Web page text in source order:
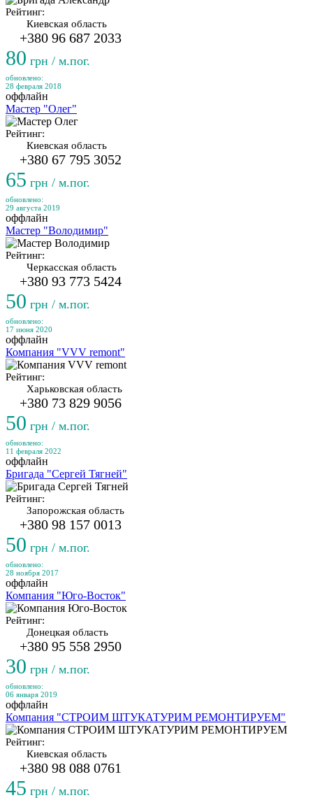
Рейтинг:
Киевская область
+380 96 687 2033
80 грн / м.пог.
обновлено:
28 февраля 2018
оффлайн
Мастер "Олег"
Рейтинг:
Киевская область
+380 67 795 3052
65 грн / м.пог.
обновлено:
29 августа 2019
оффлайн
Мастер "Володимир"
Рейтинг:
Черкасская область
+380 93 773 5424
50 грн / м.пог.
обновлено:
17 июня 2020
оффлайн
Компания "VVV remont"
Рейтинг:
Харьковская область
+380 73 829 9056
50 грн / м.пог.
обновлено:
11 февраля 2022
оффлайн
Бригада "Сергей Тягней"
Рейтинг:
Запорожская область
+380 98 157 0013
50 грн / м.пог.
обновлено:
28 ноября 2017
оффлайн
Компания "Юго-Восток"
Рейтинг:
Донецкая область
+380 95 558 2950
30 грн / м.пог.
обновлено:
06 января 2019
оффлайн
Компания "СТРОИМ ШТУКАТУРИМ РЕМОНТИРУЕМ"
Рейтинг:
Киевская область
+380 98 088 0761
45 грн / м.пог.